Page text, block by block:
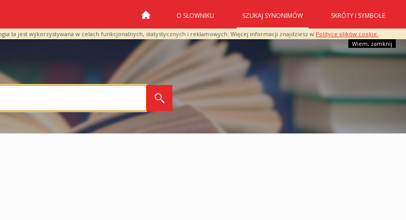
ta jest wykorzystywana w celach funkcjonalnych, statystycznych i reklamowych. Więcej informacji znajdziesz w Polityce plików cookie.
Wiem, zamknij
O SŁOWNIKU SZUKAJ SYNONIMÓW SKRÓTY I SYMBOLE